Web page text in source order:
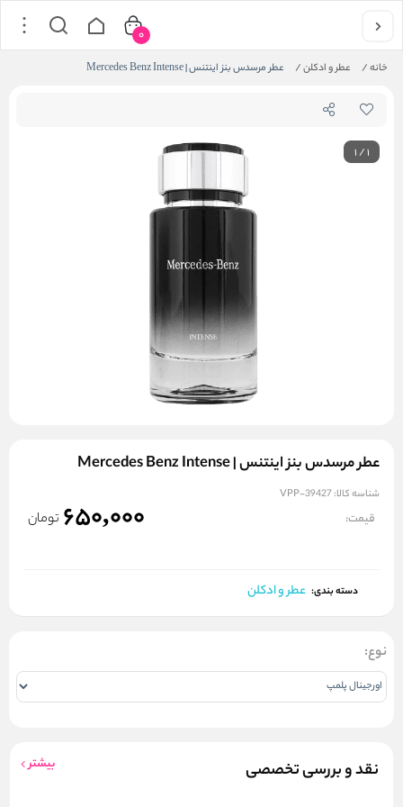
خانه/ عطر و ادکلن/ عطر مرسدس بنز اینتنس | Mercedes Benz Intense
0
1/1
عطر مرسدس بنز اینتنس | Mercedes Benz Intense
شناسه کالا: VPP-39427
قیمت: 650,000 تومان
دسته بندی: عطر و ادکلن
نقد و بررسی تخصصی بیشتر
نوع: